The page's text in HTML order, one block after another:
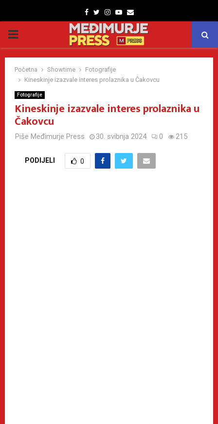
Facebook
TwitterInstagram
Youtube
Email
PRIMARY
MENU
Početna Showtime
Fotografije
Kineskinje izazvale interes prolaznika u Čakovcu
Fotografije
Kineskinje izazvale interes prolaznika u
Čakovcu
Piše Međimurje Press 30. svibnja 2024 0 215
PODIJELI 0